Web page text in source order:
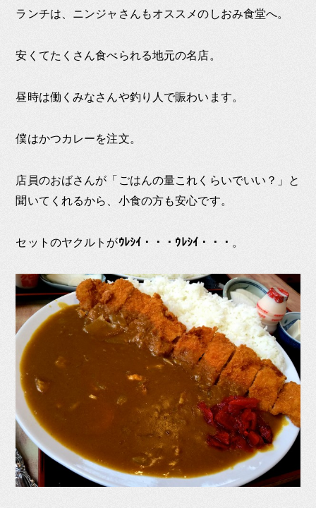
ランチは、ニンジャさんもオススメのしおみ食堂へ。
安くてたくさん食べられる地元の名店。
昼時は働くみなさんや釣り人で賑わいます。
僕はかつカレーを注文。
店員のおばさんが「ごはんの量これくらいでいい？」と
聞いてくれるから、小食の方も安心です。
セットのヤクルトがｳﾚｼｲ・・・ｳﾚｼｲ・・・ 。